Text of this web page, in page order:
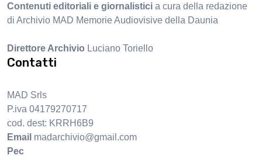
Contenuti editoriali e giornalistici a cura della redazione
di Archivio MAD Memorie Audiovisive della Daunia
Direttore Archivio Luciano Toriello
Contatti
MAD Srls
P.iva 04179270717
cod. dest: KRRH6B9
Email madarchivio@gmail.com
Pec